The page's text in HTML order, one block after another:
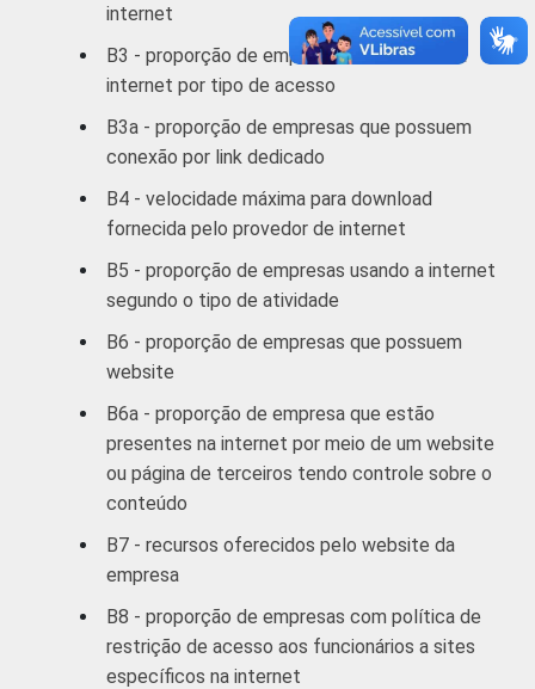
imobiliárias;
Atividades
profissionais,
científicas e
técnicas;
administrativas
e
serviços
complementares
Informação e
Artes, cultura,
esporte
e recreação;
serviços
99 -
1Base ponderada: 5.000 empresas com 10 ou
mais funcionários, que constituem os
seguintes segmentos da CNAE 2.0: seção C,
internet
B3 - proporção de empresas com acesso à
internet por tipo de acesso
B3a - proporção de empresas que possuem
conexão por link dedicado
B4 - velocidade máxima para download
fornecida pelo provedor de internet
B5 - proporção de empresas usando a internet
segundo o tipo de atividade
B6 - proporção de empresas que possuem
website
B6a - proporção de empresa que estão
presentes na internet por meio de um website
ou página de terceiros tendo controle sobre o
conteúdo
B7 - recursos oferecidos pelo website da
empresa
B8 - proporção de empresas com política de
restrição de acesso aos funcionários a sites
específicos na internet